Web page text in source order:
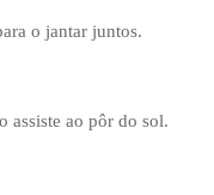
o jantar juntos.
assiste ao pôr do sol.